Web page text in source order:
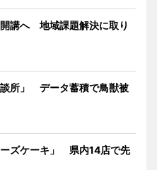
開講へ 地域課題解決に取り
所」 データ蓄積で鳥獣被
ズケーキ」 県内14店で先